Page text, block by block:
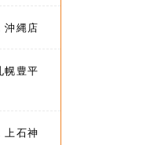
沖縄店
幌豊平
上石神